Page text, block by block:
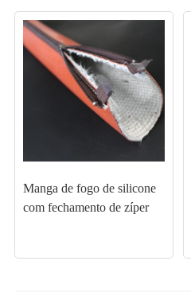
Manga de fogo de silicone
com fechamento de zíper